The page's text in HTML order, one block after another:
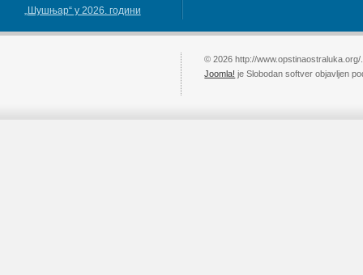
„Шушњар“ у 2026. години
© 2026 http://
Joomla! je Slobodan softver objavljen